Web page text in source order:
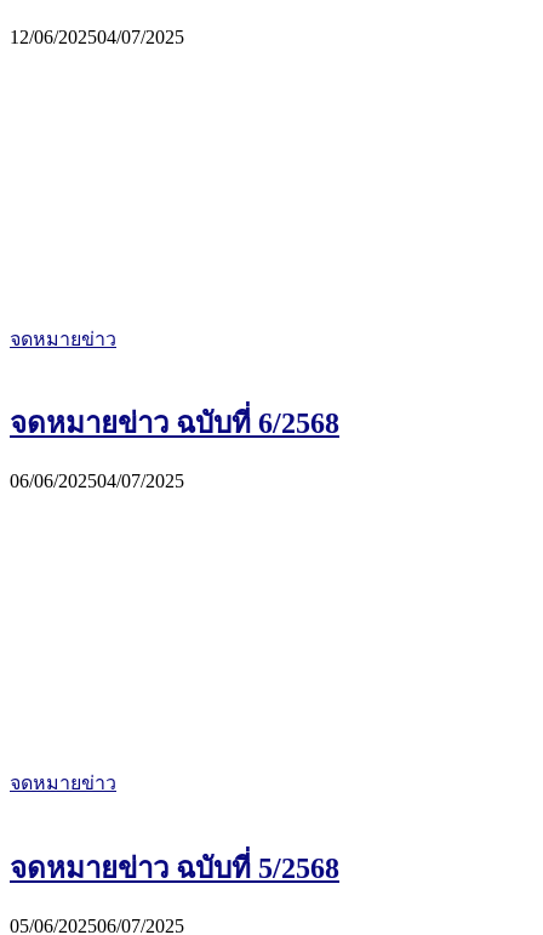
12/06/202504/07/2025
จดหมายข่าว
จดหมายข่าว ฉบับที่ 6/2568
06/06/202504/07/2025
จดหมายข่าว
จดหมายข่าว ฉบับที่ 5/2568
05/06/202506/07/2025